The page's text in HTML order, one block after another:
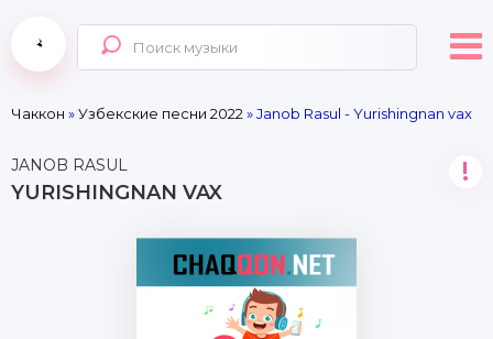
Чаккон »Узбекские песни 2022 » Janob Rasul - Yurishingnan vax
JANOB RASUL
YURISHINGNAN VAX
!